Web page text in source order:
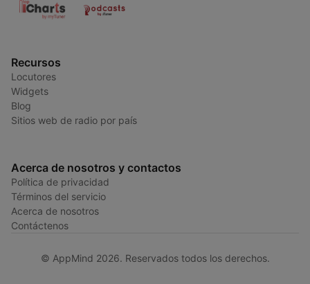
Recursos
Locutores
Widgets
Blog
Sitios web de radio por país
Acerca de nosotros y contactos
Política de privacidad
Términos del servicio
Acerca de nosotros
Contáctenos
© AppMind 2026. Reservados todos los derechos.